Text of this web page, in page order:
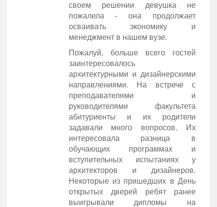
своем решении девушка не
пожалела - она продолжает
осваивать экономику и
менеджмент в нашем вузе.
Пожалуй, больше всего гостей
заинтересовалось
архитектурными и дизайнерскими
направлениями. На встрече с
преподавателями и
руководителями факультета
абитуриенты и их родители
задавали много вопросов. Их
интересовала разница в
обучающих программах и
вступительных испытаниях у
архитекторов и дизайнеров.
Некоторые из пришедших в День
открытых дверей ребят ранее
выигрывали дипломы на